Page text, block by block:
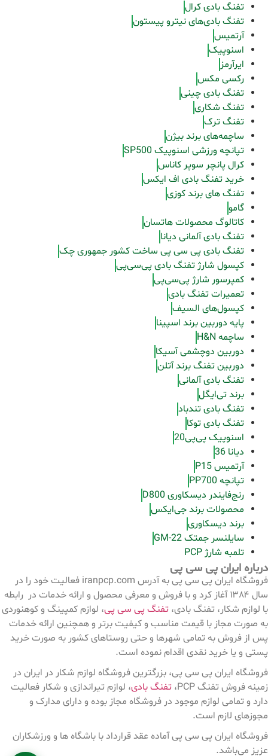
تفنگ بادی کرال
تفنگ بادی‌های نیترو پیستون
آرتمیس
اسنوپیک
ایرآرمز
رکسی مکس
تفنگ بادی چینی
تفنگ شکاری
تفنگ ترک
ساچمه‌های برند بیژن
تپانچه ورزشی اسنوپیک SP500
کرال پانچر سوپر کاناس
خرید تفنگ بادی اف ایکس
تفنگ های برند کوزی
گامو
کاتالوگ محصولات هاتسان
تفنگ بادی آلمانی دیانا
تفنگ بادی پی سی پی ساخت کشور جمهوری چک
کپسول شارژ تفنگ بادی پی‌سی‌پی
کمپرسور شارژ پی‌سی‌پی
تعمیرات تفنگ بادی
کپسول‌های السیف
پایه دوربین برند اسپینا
ساچمه H&N
دوربین دوچشمی آسیکا
دوربین تفنگ برند آتلن
تفنگ بادی آلمانی
برند تی‌ایگل
تفنگ بادی تندباد
تفنگ بادی توکا
اسنوپیک پی‌پی20
دیانا 36
آرتمیس P15
تپانچه PP700
رنج‌فایندر دیسکاوری D800
محصولات برند جی‌ایکس
برند دیسکاوری
سایلنسر جمتک GM-22
تلمبه شارژ PCP
درباره ایران پی سی پی
فروشگاه ایران پی سی پی به آدرس iranpcp.com فعالیت خود را در
سال ۱۳۸۴ آغاز کرد و با فروش و معرفی محصول و ارائه خدمات در رابطه
با لوازم شکار، تفنگ بادی، تفنگ پی سی پی، لوازم کمپینگ و کوهنوردی
به صورت مجاز با قیمت مناسب و کیفیت برتر و همچنین ارائه خدمات
پس از فروش به تمامی شهرها و حتی روستاهای کشور به صورت خرید
پستی و یا خرید نقدی اقدام نموده است.
فروشگاه ایران پی سی پی، بزرگترین فروشگاه لوازم شکار در ایران در
زمینه فروش تفنگ PCP،
تفنگ بادی، لوازم تیراندازی و شکار فعالیت
دارد و تمامی لوازم موجود در فروشگاه مجاز بوده و دارای مدارک و
مجوزهای لازم است.
فروشگاه ایران پی سی پی آماده عقد قرارداد با باشگاه ها و ورزشکاران
عزیز می‌باشد.